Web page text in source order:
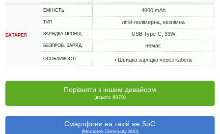
БАТАРЕЯ
ЕМНІСТЬ 4000 mAh
ТИП літій-полімерна, незнімна
ЗАРЯДКА ПРОВІД USB Type-C, 33W
БЕЗПРОВ. ЗАРЯД. немає
ОСОБЛИВОСТІ • Швидка зарядка через кабель
Порівняти з іншим девайсом
(всього 6070)
Смартфони на такій же SoC
(Mediatek Dimensity 800)